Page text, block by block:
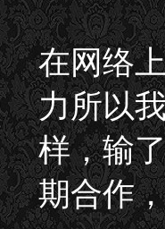
在网络
力所以
样，输
期合作